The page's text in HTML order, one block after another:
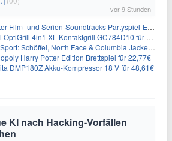
vor 9 Stunden
Film- und Serien-Soundtracks Partyspiel-Erweiterung für 6,99€
4in1 XL Kontaktgrill GC784D10 für 239,99€
Schöffel, North Face & Columbia Jacken ab 39,60€
Harry Potter Edition Brettspiel für 22,77€
DMP180Z Akku-Kompressor 18 V für 48,61€
KI nach Hacking-Vorfällen